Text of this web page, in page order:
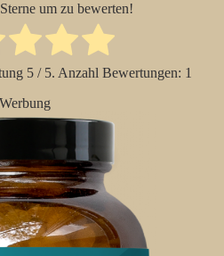
um zu bewerten!
5/ 5. Anzahl Bewertungen: 1
Werbung